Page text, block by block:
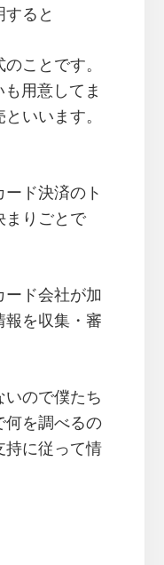
ると
ことです。
用意してま
いいます。
ード決済のト
まりごとで
ド会社が加
報を収集・審
いので僕たち
何を調べるの
持に従って情